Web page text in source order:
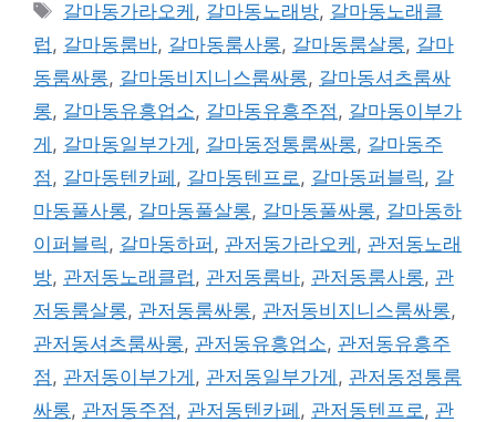
리
태
그
갈마동가라오케 , 갈마동노래방, 갈마동노래클
럽, 갈마동룸바, 갈마동룸사롱, 갈마동룸살롱, 갈마
동룸싸롱, 갈마동비지니스룸싸롱, 갈마동셔츠룸싸
롱, 갈마동유흥업소, 갈마동유흥주점, 갈마동이부가
게 , 갈마동일부가게 , 갈마동정통룸싸롱, 갈마동주
점, 갈마동텐카페 , 갈마동텐프로, 갈마동퍼블릭, 갈
마동풀사롱, 갈마동풀살롱, 갈마동풀싸롱, 갈마동하
이퍼블릭, 갈마동하퍼 , 관저동가라오케 , 관저동노래
방, 관저동노래클럽, 관저동룸바, 관저동룸사롱, 관
저동룸살롱, 관저동룸싸롱, 관저동비지니스룸싸롱,
관저동셔츠룸싸롱, 관저동유흥업소, 관저동유흥주
점, 관저동이부가게 , 관저동일부가게 , 관저동정통룸
싸롱, 관저동주점, 관저동텐카페 , 관저동텐프로, 관